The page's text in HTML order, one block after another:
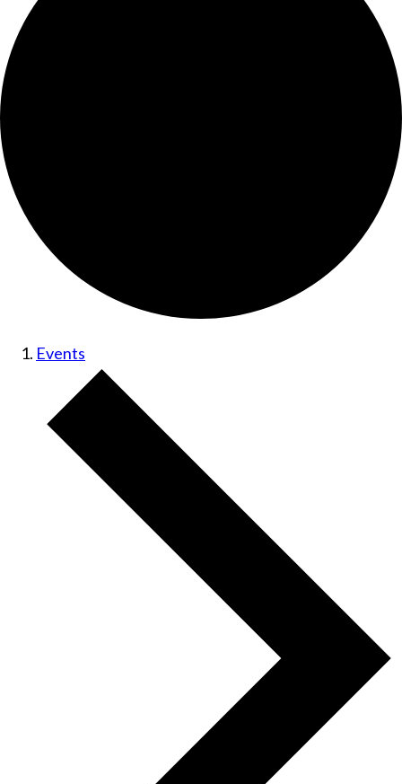
Events